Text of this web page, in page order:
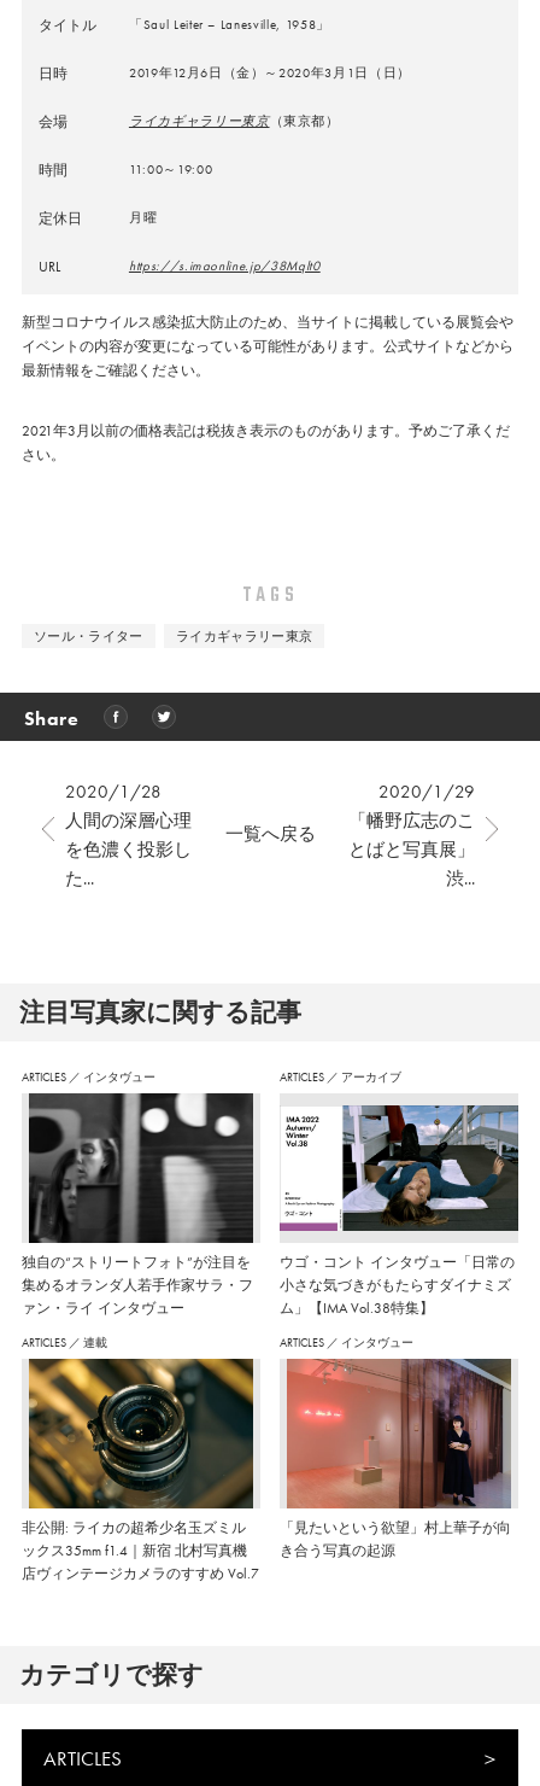
タイトル 「Saul Leiter – Lanesville, 1958」
日時 2019年12月6日（金）～2020年3月1日（日）
会場 ライカギャラリー東京（東京都）
時間 11:00～19:00
定休日 月曜
URL https://s.imaonline.jp/38Mqlt0
新型コロナウイルス感染拡大防止のため、当サイトに掲載している展覧会や
イベントの内容が変更になっている可能性があります。公式サイトなどから
最新情報をご確認ください。
2021年3月以前の価格表記は税抜き表示のものがあります。予めご了承くだ
さい。
TAGS
ソール・ライター ライカギャラリー東京
Share
2020/1/28
人間の深層心理
を色濃く投影し
た...
2020/1/29
「幡野広志のこ
とばと写真展」
渋...
一覧へ戻る
注⽬写真家に関する記事
ARTICLES ／ インタヴュー
独自の“ストリートフォト”が注目を
集めるオランダ人若手作家サラ・フ
ァン・ライ インタヴュー
ARTICLES ／ アーカイブ
ウゴ・コント インタヴュー「日常の
小さな気づきがもたらすダイナミズ
ム」【IMA Vol.38特集】
ARTICLES ／ 連載
非公開: ライカの超希少名玉ズミル
ックス35mm f1.4｜新宿 北村写真機
店ヴィンテージカメラのすすめ Vol.7
ARTICLES ／ インタヴュー
「見たいという欲望」村上華子が向
き合う写真の起源
カテゴリで探す
ARTICLES